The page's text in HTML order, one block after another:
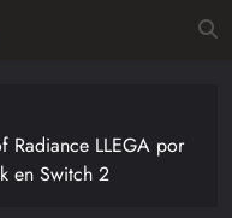
Radiance LLEGA por
en Switch 2